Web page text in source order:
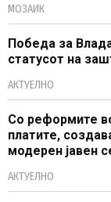
МОЗАИК
Победа за
статусот на
АКТУЕЛНО
Со реформите
платите,
модерен јавен
АКТУЕЛНО